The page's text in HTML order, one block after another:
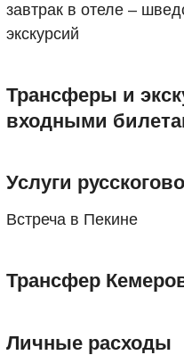
завтрак в отеле –
экскурсий
Трансферы и
входными
Услуги
Встреча в Пекине
Трансфер
Личные расходы